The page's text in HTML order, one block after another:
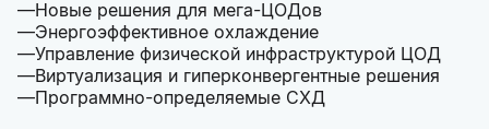
Новые решения для мега-ЦОДов
Энергоэффективное охлаждение
Управление физической инфраструктурой ЦОД
Виртуализация и гиперконвергентные решения
Программно-определяемые СХД